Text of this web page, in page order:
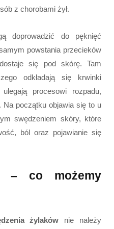
z chorobami żył.
doprowadzić do pęknięć
powstania przecieków
się pod skórę. Tam
odkładają się krwinki
procesowi rozpadu,
Na początku objawia się to u
swędzeniem skóry, które
ból oraz pojawianie się
– co możemy
żylaków nie należy